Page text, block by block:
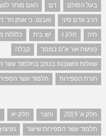
בעל הסולם דם האם מותר
הרב אדם סיני
ואבנט. כי אותן הד'
חיה
חלק ז יש: בית כלולות
פגישת אור א"ס במסך
קבלה
שאלות ותשובות בכתב בתלמוד עשר
תורת הספירות
תלמוד עשר
חלק א' 2019 וחצר חלק יא
תלמוד עשר הספירות שיעור